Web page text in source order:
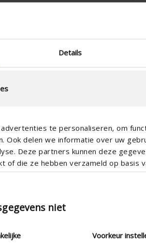
Details
te personaliseren, om
Ook delen we informatie over uw
Deze partners kunnen deze
die ze hebben verzameld op basis
niet
Voorkeur